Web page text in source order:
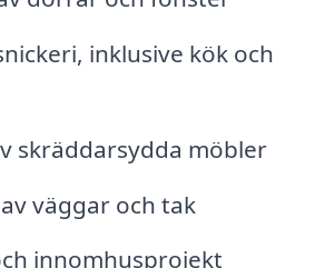
inklusive kök och
skräddarsydda möbler
väggar och tak
innomhusprojekt